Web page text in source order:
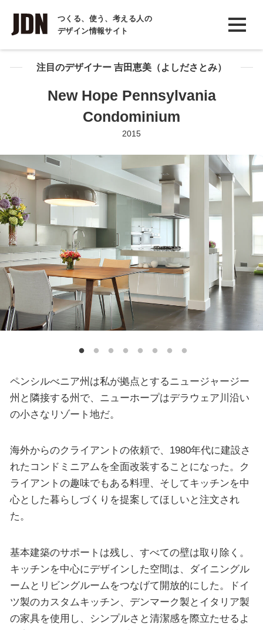
つくる、使う、考える人の
デザイン情報サイト
INTERVIEW
インタビュー
REPORT
COLUMN
注目のデザイナー 吉田恵美（よしださとみ）
New Hope Pennsylvania
Condominium
2015
ペンシルべニア州は私が拠点とするニュージャージー
州と隣接する州で、ニューホープはデラウェア川沿い
の小さなリゾート地だ。
海外からのクライアントの依頼で、1980年代に建設さ
れたコンドミニアムを全面改装することになった。ク
ライアントの趣味でもある料理、そしてキッチンを中
心とした暮らしづくりを提案してほしいと注文され
た。
基本建築のサポートは残し、すべての壁は取り除く。
キッチンを中心にデザインした空間は、ダイニングル
ームとリビングルームをつなげて開放的にした。ドイ
ツ製のカスタムキッチン、デンマーク製とイタリア製
の家具を使用し、シンプルさと清潔感を際立たせるよ